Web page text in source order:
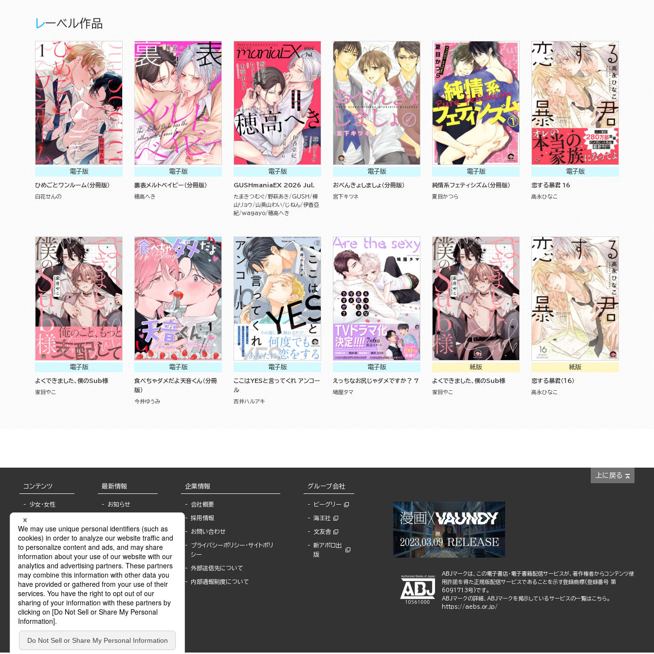
レーベル作品
電子版
ひめごとワンルーム（分冊版）
白花せんの
電子版
裏表メルトベイビー（分冊版）
穂高へき
電子版
GUSHmaniaEX 2026 Jul.
たまきつむぐ 野萩あき GUSH
樺
山リョウ
山葵山わい じねん 伊香亞
紀
wagayo 穂高へき
電子版
おべんきょしましょ（分冊版）
宮下キツネ
電子版
純情系フェティシズム（分冊版）
夏目かつら
電子版
恋する暴君 16
高永ひなこ
電子版
よくできました、僕のSub様
家目やこ
電子版
食べちゃダメだよ天音くん（分冊
版）
今井ゆうみ
電子版
ここはYESと言ってくれ アンコー
ル
吉井ハルアキ
電子版
えっちなお尻じゃダメですか？ 7
鳩屋タマ
紙版
よくできました、僕のSub様
家目やこ
紙版
恋する暴君（１６）
高永ひなこ
上に戻る
コンテンツ
少女・女性
BL
ライトノベル
青年・一般
グラビア・写真
モーター誌
SPECIAL
Sublicense
最新情報
お知らせ
報
書店様へ
海外ライセンシー
公式SNSアカウ
ント
作家一覧
Keyword list
Author list
企業情報
会社概要
採用情報
お問い合わせ
プライバシーポリシー・サイトポリ
シー
外部送信先について
内部通報制度について
グループ会社
ビーグリー
海王社
文友舎
新アポロ出
版
ABJマークは、この電子書店・電子書籍配信サービスが、著作権者からコンテンツ使
用許諾を得た正規版配信サービスであることを示す登録商標(登録番号 第
6091713号)です。
ABJマークの詳細、ABJマークを掲示しているサービスの一覧はこちら。
https://aebs.or.jp/